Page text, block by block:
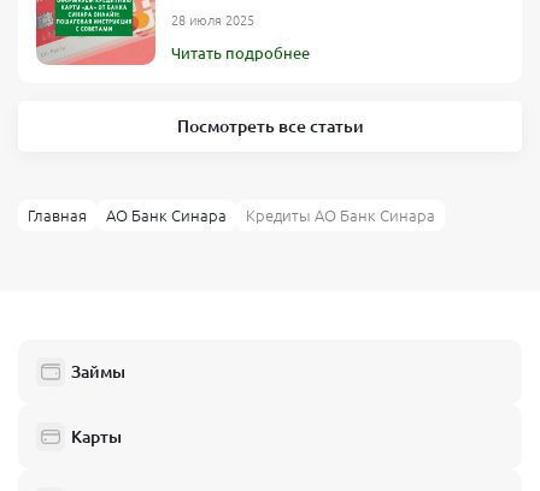
инструкция с советами
28 июля 2025
Читать подробнее
Посмотреть все статьи
Главная АО Банк Синара Кредиты АО Банк Синара
Займы
Карты